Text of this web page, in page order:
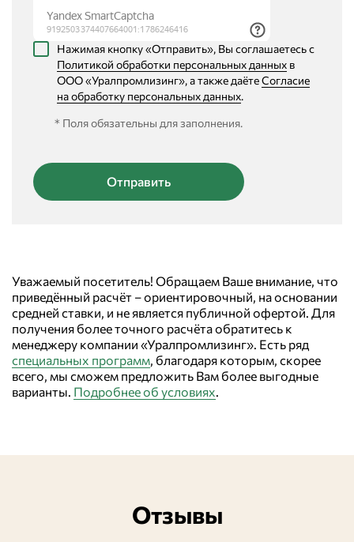
Нажимая кнопку «Отправить», Вы соглашаетесь с
Политикой обработки персональных данных
ООО «Уралпромлизинг», а также даётеСогласие
на обработку персональных данных.
* Поля обязательны для заполнения.
Уважаемый посетитель! Обращаем Ваше внимание, что
приведённый расчёт – ориентировочный, на основании
средней ставки, и не является публичной офертой. Для
получения более точного расчёта обратитесь к
менеджеру компании «Уралпромлизинг». Есть ряд
специальных программ, благодаря которым, скорее
всего, мы сможем предложить Вам более выгодные
варианты.
Подробнее об условиях.
Отзывы